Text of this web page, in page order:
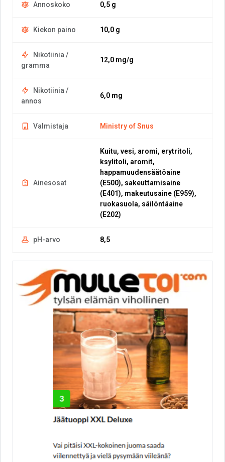
Annoskoko 0,5 g
Kiekon paino 10,0 g
Nikotiinia /
gramma
12,0 mg/g
Nikotiinia /
annos
6,0 mg
Valmistaja Ministry of Snus
Ainesosat
Kuitu, vesi, aromi, erytritoli,
ksylitoli, aromit,
happamuudensäätöaine
(E500), sakeuttamisaine
(E401), makeutusaine (E959),
ruokasuola, säilöntäaine
(E202)
pH-arvo 8,5